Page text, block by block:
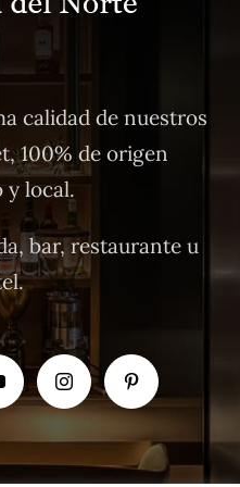
calidad de nuestros
100% de origen
y local.
bar, restaurante u